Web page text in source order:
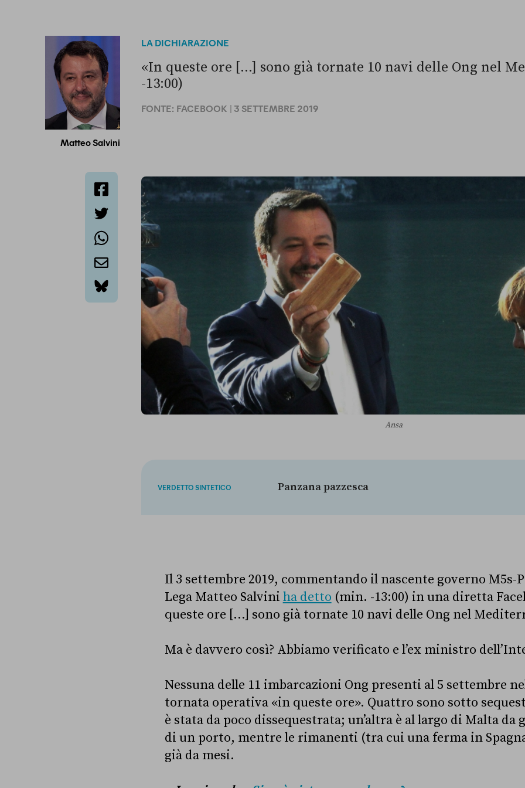
Matteo Salvini
LA DICHIARAZIONE
«In queste ore [...] sono già tornate 10 navi delle Ong nel
-13:00)
FONTE: FACEBOOK | 3 SETTEMBRE 2019
bluesky
Ansa
VERDETTO SINTETICO Panzana pazzesca
Il 3 settembre 2019, commentando il nascente governo M5s-
Lega Matteo Salvini ha detto (min. -13:00) in una diretta
queste ore […] sono già tornate 10 navi delle Ong nel
Ma è davvero così? Abbiamo verificato e l’ex ministro
Nessuna delle 11 imbarcazioni Ong presenti al 5 settembre
tornata operativa «in queste ore». Quattro sono sotto
è stata da poco dissequestrata; un’altra è al largo di Malta
di un porto, mentre le rimanenti (tra cui una ferma in
già da mesi.